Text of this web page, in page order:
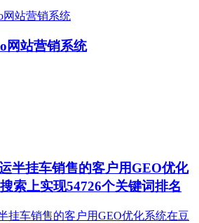
网站营销系统
半挂车销售的客户用GEO优化
索上实现54726个关键词排名
挂车销售的客户用GEO优化系统在豆